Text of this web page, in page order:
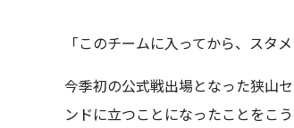
「このチームに入ってから、スタ
今季初の公式戦出場となった狭山
ンドに立つことになったことをこ